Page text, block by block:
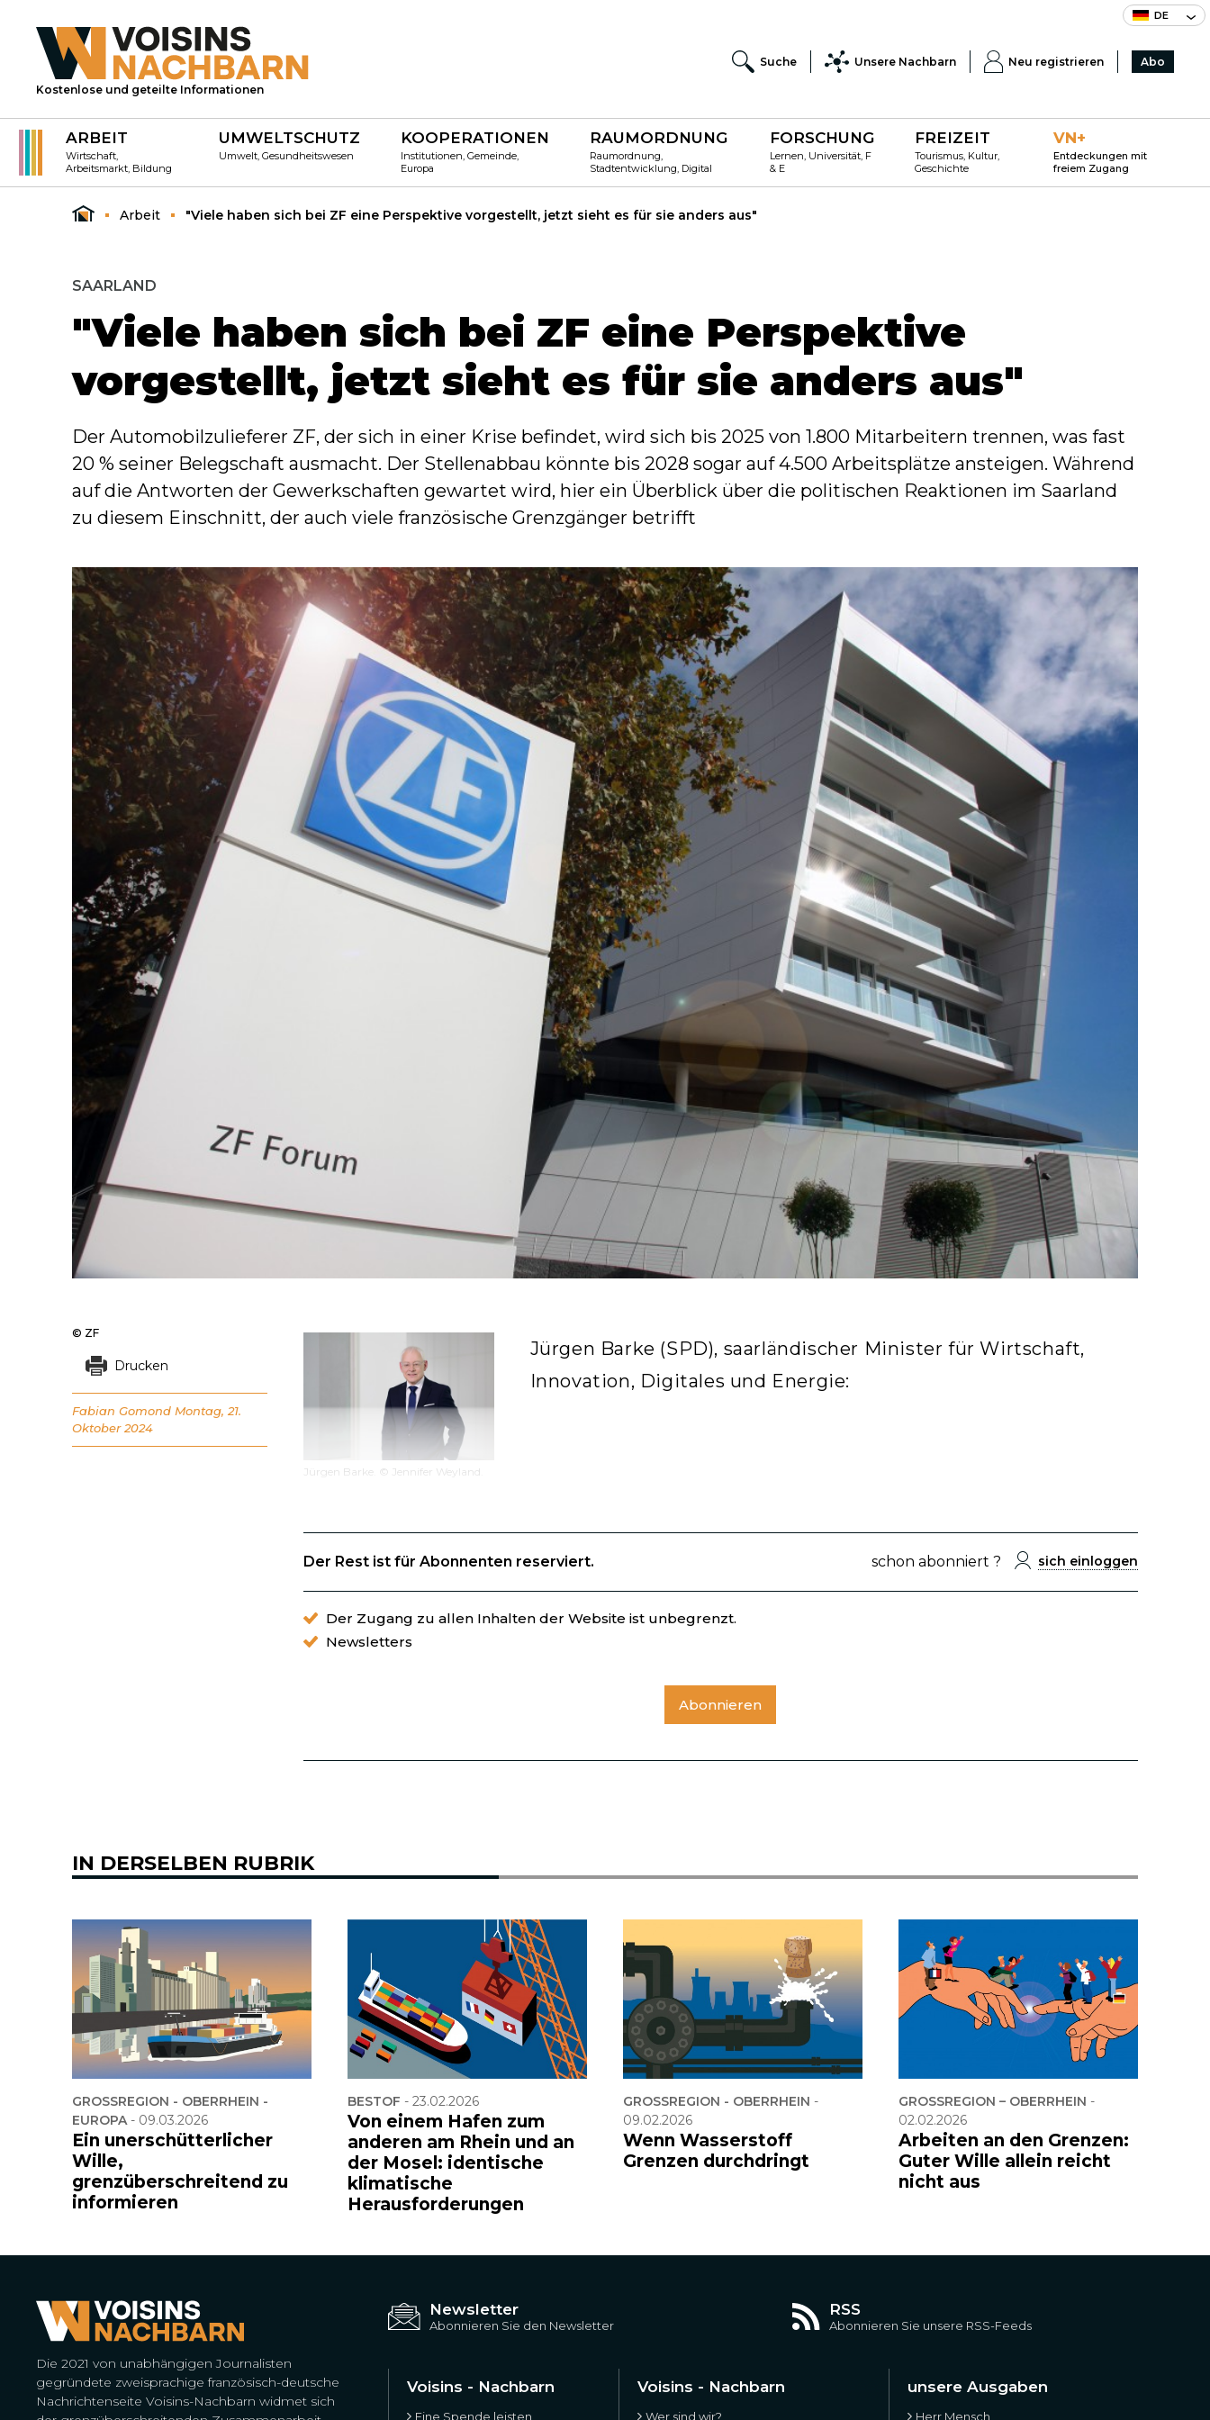
DE
Kostenlose und geteilte Informationen
Suche Unsere Nachbarn Neu registrieren Abo
ARBEIT
Wirtschaft,
Arbeitsmarkt, Bildung
UMWELTSCHUTZ
Umwelt, Gesundheitswesen
KOOPERATIONEN
Institutionen, Gemeinde,
Europa
RAUMORDNUNG
Raumordnung,
Stadtentwicklung, Digital
FORSCHUNG
Lernen, Universität, F
& E
FREIZEIT
Tourismus, Kultur,
Geschichte
VN+
Entdeckungen mit
freiem Zugang
Arbeit "Viele haben sich bei ZF eine Perspektive vorgestellt, jetzt sieht es für sie anders aus"
SAARLAND
"Viele haben sich bei ZF eine Perspektive
vorgestellt, jetzt sieht es für sie anders aus"
Der Automobilzulieferer ZF, der sich in einer Krise befindet, wird sich bis 2025 von 1.800 Mitarbeitern trennen, was fast
20 % seiner Belegschaft ausmacht. Der Stellenabbau könnte bis 2028 sogar auf 4.500 Arbeitsplätze ansteigen. Während
auf die Antworten der Gewerkschaften gewartet wird, hier ein Überblick über die politischen Reaktionen im Saarland
zu diesem Einschnitt, der auch viele französische Grenzgänger betrifft
Jürgen Barke. © Jennifer Weyland.
Jürgen Barke (SPD), saarländischer Minister für Wirtschaft,
Innovation, Digitales und Energie:
Der Rest ist für Abonnenten reserviert. schon abonniert ? sich einloggen
Der Zugang zu allen Inhalten der Website ist unbegrenzt.
Newsletters
Abonnieren
© ZF
Drucken
Fabian Gomond Montag, 21.
Oktober 2024
IN DERSELBEN RUBRIK
GROSSREGION - OBERRHEIN -
EUROPA- 09.03.2026
Ein unerschütterlicher
Wille,
grenzüberschreitend zu
informieren
BESTOF - 23.02.2026
Von einem Hafen zum
anderen am Rhein und an
der Mosel: identische
klimatische
Herausforderungen
GROSSREGION - OBERRHEIN -
09.02.2026
Wenn Wasserstoff
Grenzen durchdringt
GROSSREGION – OBERRHEIN
-
02.02.2026
Arbeiten an den Grenzen:
Guter Wille allein reicht
nicht aus
Die 2021 von unabhängigen Journalisten
gegründete zweisprachige französisch-deutsche
Nachrichtenseite Voisins-Nachbarn widmet sich
Newsletter
Abonnieren Sie den Newsletter
RSS
Abonnieren Sie unsere RSS-Feeds
Voisins - Nachbarn
Eine Spende leisten
Voisins - Nachbarn
Wer sind wir?
unsere Ausgaben
Herr Mensch